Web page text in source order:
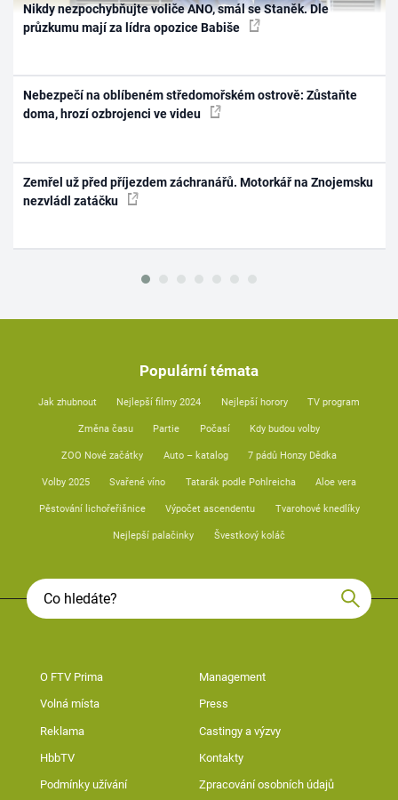
Nikdy nezpochybňujte voliče ANO, smál se Staněk. Dle
průzkumu mají za lídra opozice Babiše
Nebezpečí na oblíbeném středomořském ostrově: Zůstaňte
doma, hrozí ozbrojenci ve videu
Zemřel už před příjezdem záchranářů. Motorkář na Znojemsku
nezvládl zatáčku
Populární témata
Jak zhubnout Nejlepší filmy 2024 Nejlepší horory TV program
Změna času Partie Počasí Kdy budou volby
ZOO Nové začátky Auto – katalog 7 pádů Honzy Dědka
Volby 2025 Svařené víno Tatarák podle Pohlreicha Aloe vera
Pěstování lichořeřišnice Výpočet ascendentu Tvarohové knedlíky
Nejlepší palačinky Švestkový koláč
O FTV Prima Management
Volná místa Press
Reklama Castingy a výzvy
HbbTV Kontakty
Podmínky užívání Zpracování osobních údajů